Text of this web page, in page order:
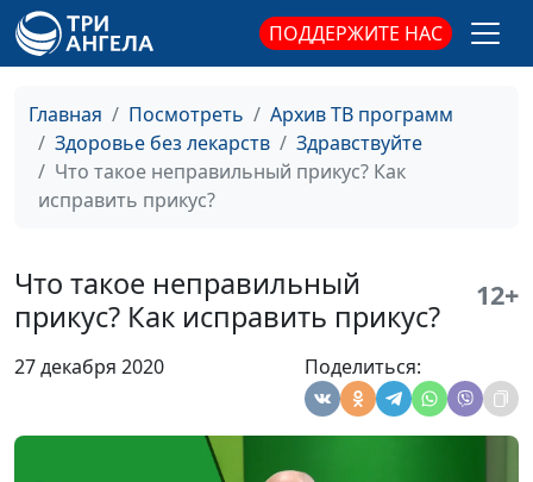
ПОДДЕРЖИТЕ НАС
Главная Посмотреть
Архив ТВ программ
Здоровье без лекарств
Здравствуйте
Что такое неправильный прикус? Как
исправить прикус?
Что такое неправильный
прикус? Как исправить прикус?
12+
27 декабря 2020 Поделиться:
Тихонов, врач-
отоларинголог
здоровье носа?
Тихонов, врач-
отоларинголог
Насморк: лечить
Как лечить
заложенность
носа?
Анастасия Сергеева, Роман
Тихонов, врач-
отоларинголог
#72
Анастасия Сергеева, Роман
отоларинголог
#71